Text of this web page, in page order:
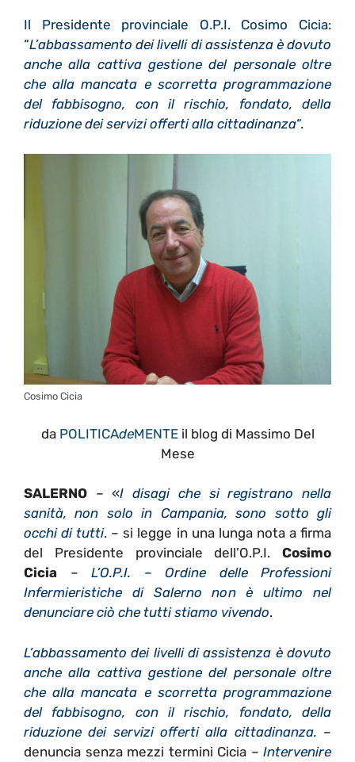
Il Presidente provinciale O.P.I. Cosimo Cicia:
“L’abbassamento dei livelli di assistenza è dovuto
anche alla cattiva gestione del personale oltre
che alla mancata e scorretta programmazione
del fabbisogno, con il rischio, fondato, della
riduzione dei servizi offerti alla cittadinanza“.
Cosimo Cicia
da POLITICAdeMENTEil blog di Massimo Del
Mese
SALERNO – «I disagi che si registrano nella
sanità, non solo in Campania, sono sotto gli
occhi di tutti. – si legge in una lunga nota a firma
del Presidente provinciale dell’O.P.I. Cosimo
Cicia – L’O.P.I. – Ordine delle Professioni
Infermieristiche di Salerno non è ultimo nel
denunciare ciò che tutti stiamo vivendo.
L’abbassamento dei livelli di assistenza è dovuto
anche alla cattiva gestione del personale oltre
che alla mancata e scorretta programmazione
del fabbisogno, con il rischio, fondato, della
riduzione dei servizi offerti alla cittadinanza. –
denuncia senza mezzi termini Cicia – Intervenire